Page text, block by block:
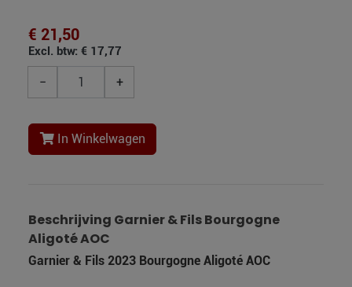
€ 21,50
Excl. btw: € 17,77
− +
In Winkelwagen
Beschrijving Garnier & Fils Bourgogne
Aligoté AOC
Garnier & Fils 2023 Bourgogne Aligoté AOC